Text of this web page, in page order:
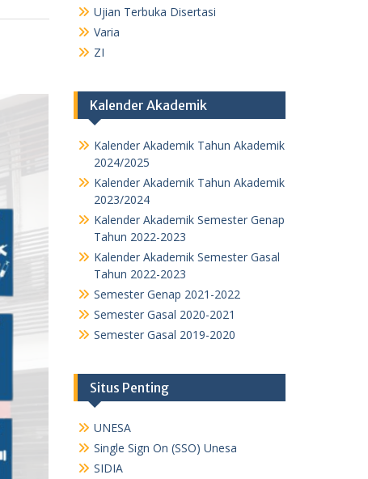
Ujian Terbuka Disertasi
Varia
ZI
Kalender Akademik
Kalender Akademik Tahun Akademik
2024/2025
Kalender Akademik Tahun Akademik
2023/2024
Kalender Akademik Semester Genap
Tahun 2022-2023
Kalender Akademik Semester Gasal
Tahun 2022-2023
Semester Genap 2021-2022
Semester Gasal 2020-2021
Semester Gasal 2019-2020
Situs Penting
UNESA
Single Sign On (SSO) Unesa
SIDIA